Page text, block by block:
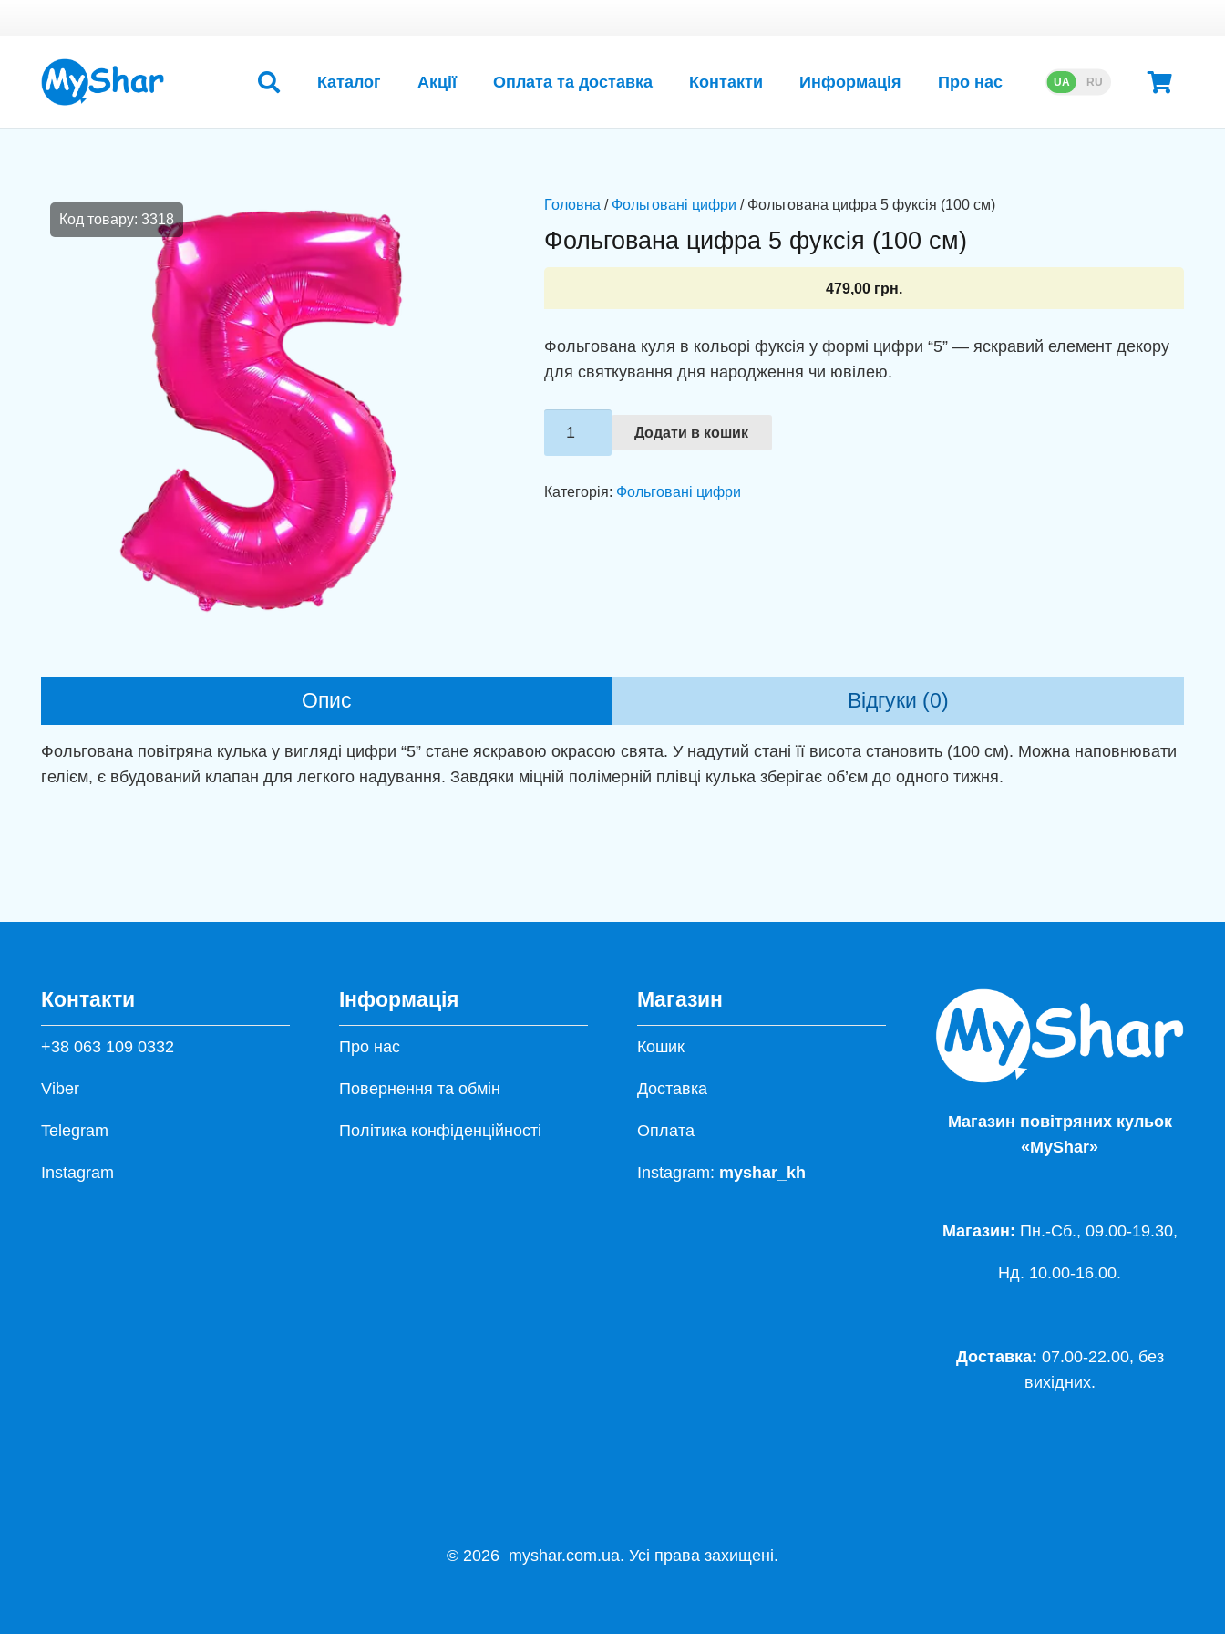
Каталог Акції Оплата та доставка Контакти Информація Про нас UA RU
Код товару: 3318
Головна / Фольговані цифри / Фольгована цифра 5 фуксія (100 см)
Фольгована цифра 5 фуксія (100 см)
479,00 грн.
Фольгована куля в кольорі фуксія у формі цифри “5” — яскравий елемент декору
для святкування дня народження чи ювілею.
фуксія
Додати в кошик
Категорія: Фольговані цифри
Опис Відгуки (0)
Фольгована повітряна кулька у вигляді цифри “5” стане яскравою окрасою свята. У надутий стані її висота становить (100 см). Можна наповнювати
гелієм, є вбудований клапан для легкого надування. Завдяки міцній полімерній плівці кулька зберігає об’єм до одного тижня.
Контакти
+38 063 109 0332
Viber
Telegram
Instagram
Інформація
Про нас
Повернення та обмін
Політика конфіденційності
Магазин
Кошик
Доставка
Оплата
Instagram: myshar_kh
Магазин повітряних кульок
«MyShar»
Магазин: Пн.-Сб., 09.00-19.30,
Нд. 10.00-16.00.
Доставка: 07.00-22.00, без
вихідних.
© 2026 myshar.com.ua. Усі права захищені.